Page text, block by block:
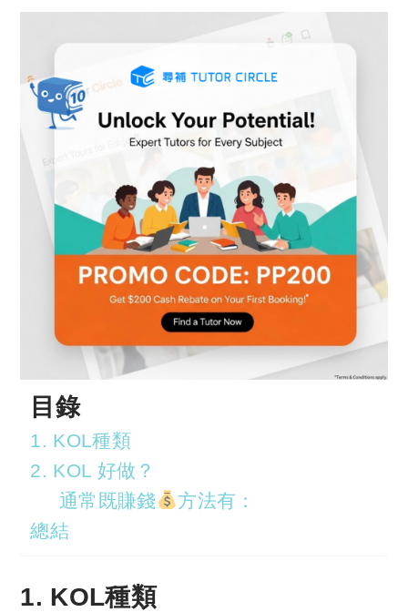
目錄
1. KOL種類
2. KOL 好做？
通常既賺錢
方法有：
總結
1. KOL種類